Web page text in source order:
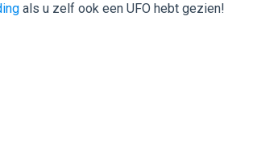
als u zelf ook een UFO hebt gezien!